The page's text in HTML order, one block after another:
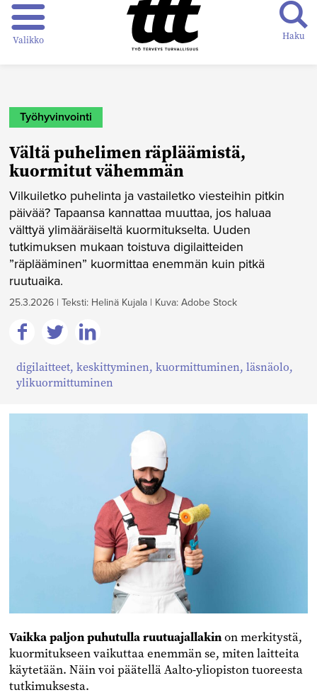
Valikko Haku
Työhyvinvointi
Vältä puhelimen räpläämistä,
kuormitut vähemmän
Vilkuiletko puhelinta ja vastailetko viesteihin pitkin
päivää? Tapaansa kannattaa muuttaa, jos haluaa
välttyä ylimääräiseltä kuormitukselta. Uuden
tutkimuksen mukaan toistuva digilaitteiden
”räplääminen” kuormittaa enemmän kuin pitkä
ruutuaika.
25.3.2026 | Teksti: Helinä Kujala | Kuva: Adobe Stock
Jaa
Facebookissa
Jaa
Twitterissä
Jaa
Linkedinissä
digilaitteet, keskittyminen, kuormittuminen, läsnäolo,
ylikuormittuminen
Vaikka paljon puhutulla ruutuajallakinon merkitystä,
kuormitukseen vaikuttaa enemmän se, miten laitteita
käytetään. Näin voi päätellä Aalto-yliopiston tuoreesta
tutkimuksesta.